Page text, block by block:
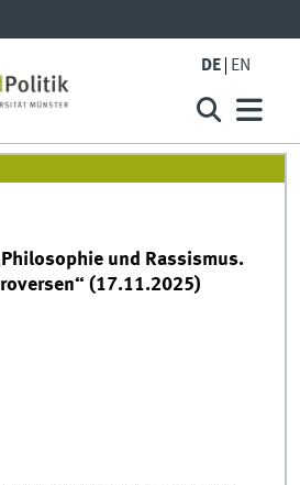
DE EN
und Rassismus.
(17.11.2025)